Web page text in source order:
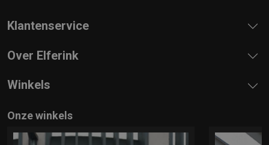
Klantenservice
Over Elferink
Winkels
Onze winkels